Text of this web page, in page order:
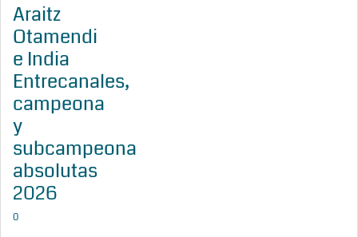
Araitz
Otamendi
e India
Entrecanales,
campeona
y
subcampeona
absolutas
2026
0